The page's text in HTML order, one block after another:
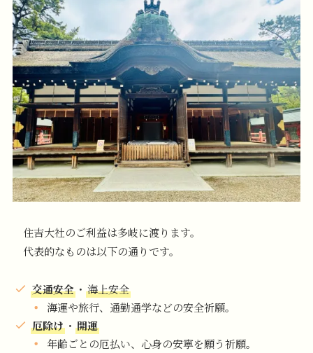
住吉大社のご利益は多岐に渡ります。
代表的なものは以下の通りです。
交通安全 ・海上安全
海運や旅行、通勤通学などの安全祈願。
厄除け ・開運
年齢ごとの厄払い、心身の安寧を願う祈願。